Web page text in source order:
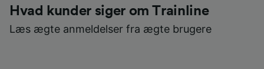
Hvad kunder siger om Trainline
Læs ægte anmeldelser fra ægte brugere